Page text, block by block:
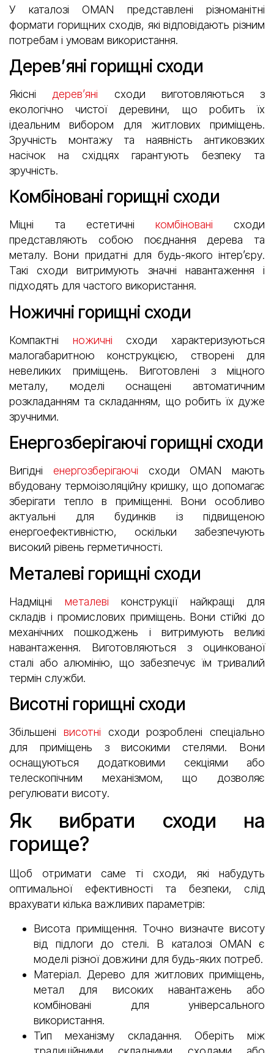
У каталозі OMAN представлені різноманітні
формати горищних сходів, які відповідають різним
потребам і умовам використання.
Дерев’яні горищні сходи
Якісні дерев’яні сходи виготовляються з
екологічно чистої деревини, що робить їх
ідеальним вибором для житлових приміщень.
Зручність монтажу та наявність антиковзких
насічок на східцях гарантують безпеку та
зручність.
Комбіновані горищні сходи
Міцні та естетичні комбіновані сходи
представляють собою поєднання дерева та
металу. Вони придатні для будь-якого інтер’єру.
Такі сходи витримують значні навантаження і
підходять для частого використання.
Ножичні горищні сходи
Компактні ножичні сходи характеризуються
малогабаритною конструкцією, створені для
невеликих приміщень. Виготовлені з міцного
металу, моделі оснащені автоматичним
розкладанням та складанням, що робить їх дуже
зручними.
Енергозберігаючі горищні сходи
Вигідні енергозберігаючі сходи OMAN мають
вбудовану термоізоляційну кришку, що допомагає
зберігати тепло в приміщенні. Вони особливо
актуальні для будинків із підвищеною
енергоефективністю, оскільки забезпечують
високий рівень герметичності.
Металеві горищні сходи
Надміцні металеві конструкції найкращі для
складів і промислових приміщень. Вони стійкі до
механічних пошкоджень і витримують великі
навантаження. Виготовляються з оцинкованої
сталі або алюмінію, що забезпечує їм тривалий
термін служби.
Висотні горищні сходи
Збільшені висотні сходи розроблені спеціально
для приміщень з високими стелями. Вони
оснащуються додатковими секціями або
телескопічним механізмом, що дозволяє
регулювати висоту.
Як вибрати сходи на
горище?
Щоб отримати саме ті сходи, які набудуть
оптимальної ефективності та безпеки, слід
врахувати кілька важливих параметрів:
Висота приміщення. Точно визначте висоту
від підлоги до стелі. В каталозі OMAN є
моделі різної довжини для будь-яких потреб.
Матеріал. Дерево для житлових приміщень,
метал для високих навантажень або
комбіновані для універсального
використання.
Тип механізму складання. Оберіть між